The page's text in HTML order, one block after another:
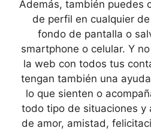
Además, también puedes
de perfil en cualquier
fondo de pantalla o
smartphone o celular. Y
la web con todos tus
tengan también una
lo que sienten o
todo tipo de situaciones y
de amor, amistad,